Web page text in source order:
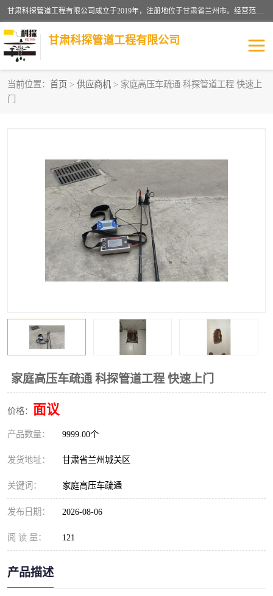
甘肃科探管道工程有限公司成立于2019年，注册地位于甘肃省兰州市。经营范围包括管道安装、清洗、疏通、维修、检测，防水工程，工程钻孔，化粪池清理，暖气安装，给排水管道安装维修，室内外管道如消防、供水、供热管道漏水检测定位，室内外防水堵漏等。
甘肃科探管道工程有限公司
当前位置： 首页 > 供应商机 > 家庭高压车疏通 科探管道工程 快速上
门
家庭高压车疏通 科探管道工程 快速上门
价格： 面议
产品数量： 9999.00个
发货地址： 甘肃省兰州城关区
关键词： 家庭高压车疏通
发布日期： 2026-08-06
阅 读 量： 121
产品描述
供热管道漏水
自来水管漏水 管道疏通
高压车疏通清淤